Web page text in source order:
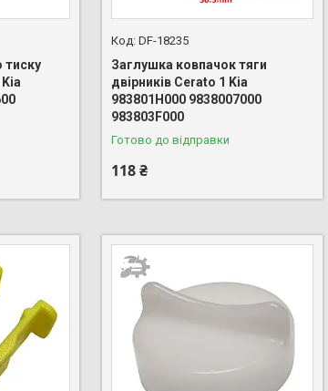
тиску
DF-18235
Заглушка ковпачок тяги
двірників Cerato 1 Kia
983801H000 9838007000
983803F000
Готово до відправки
118 ₴